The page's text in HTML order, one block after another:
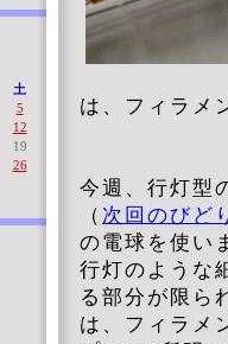
は、フィラメ
今週、行灯型
（ 次回のびど
の電球を使い
行灯のような
る部分が限ら
は、フィラメ
土
5
12
19
26